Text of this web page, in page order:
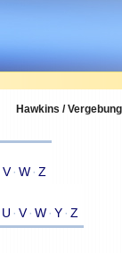
Hawkins / Vergebung
V· W· Z
U · V· W· Y· Z